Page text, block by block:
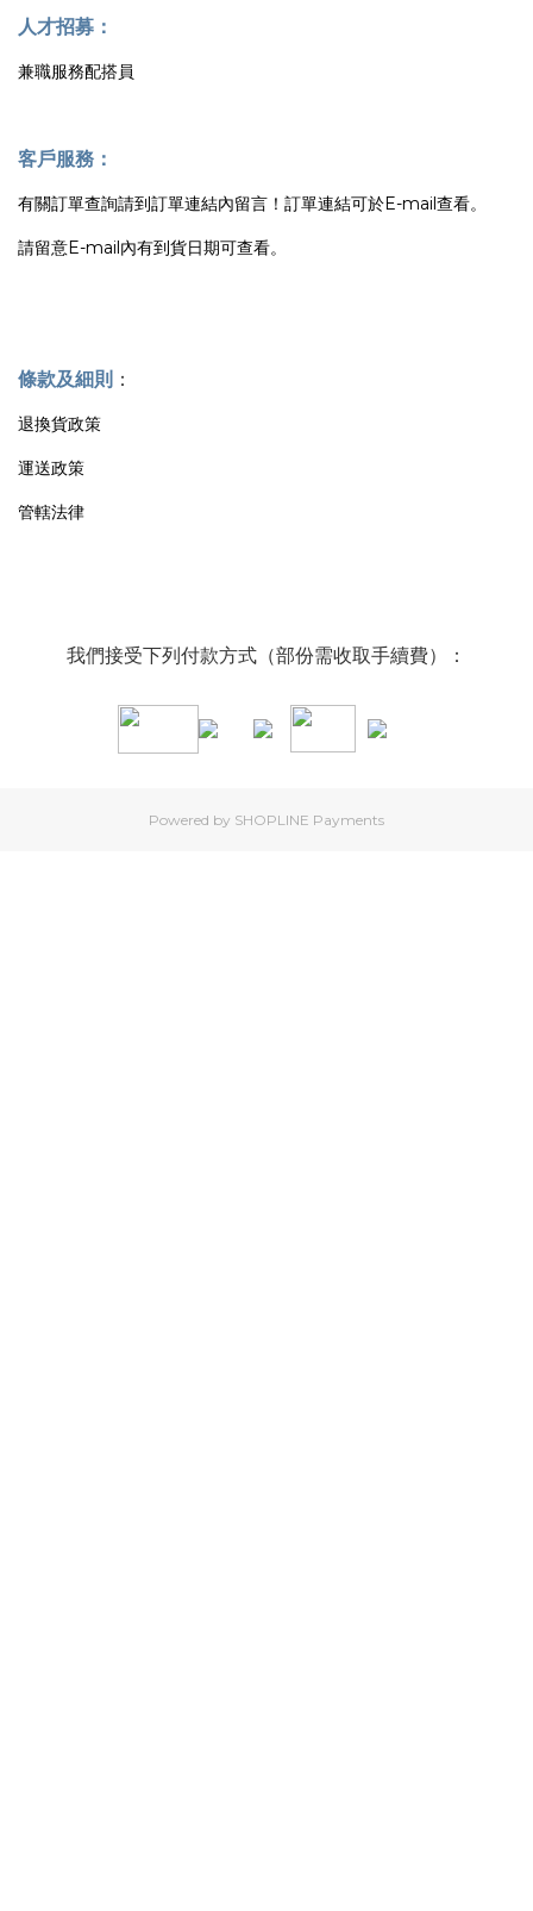
人才招募：
兼職服務配搭員
客戶服務：
有關訂單查詢請到訂單連結內留言！訂單連結可於E-mail查看。
請留意E-mail內有到貨日期可查看。
條款及細則 ：
退換貨政策
運送政策
管轄法律
我們接受下列付款方式（部份需收取手續費）：
Powered by SHOPLINE Payments